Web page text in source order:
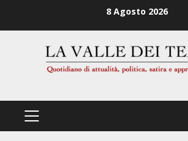
8 Agosto 2026
PRIMÄRES